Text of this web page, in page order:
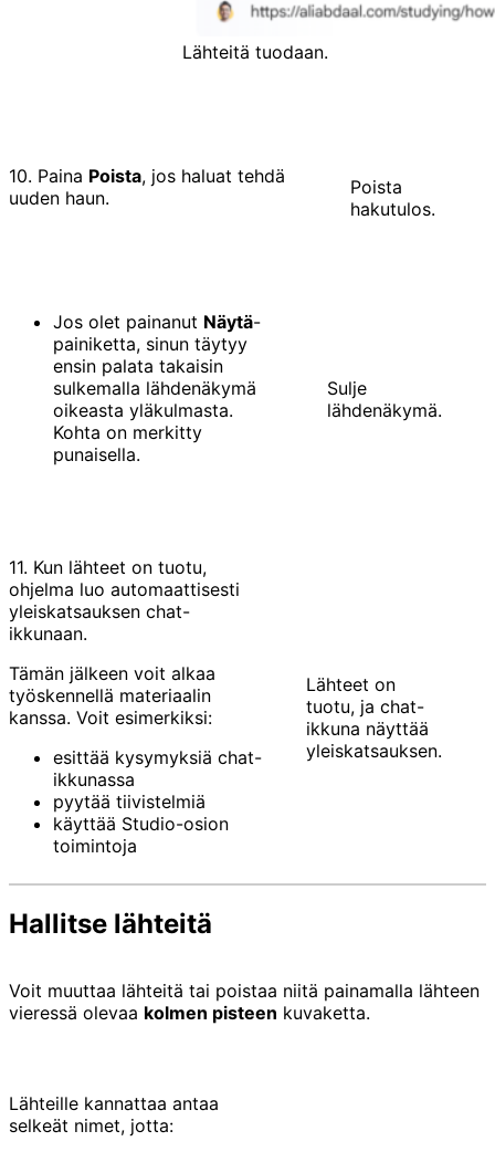
Lähteitä tuodaan.
10. Paina Poista, jos haluat tehdä
uuden haun.
Poista
hakutulos.
Jos olet painanut Näytä-
painiketta, sinun täytyy
ensin palata takaisin
sulkemalla lähdenäkymä
oikeasta yläkulmasta.
Kohta on merkitty
punaisella.
Sulje
lähdenäkymä.
11. Kun lähteet on tuotu,
ohjelma luo automaattisesti
yleiskatsauksen chat-
ikkunaan.
Tämän jälkeen voit alkaa
työskennellä materiaalin
kanssa. Voit esimerkiksi:
esittää kysymyksiä chat-
ikkunassa
pyytää tiivistelmiä
käyttää Studio-osion
toimintoja
Lähteet on
tuotu, ja chat-
ikkuna näyttää
yleiskatsauksen.
Hallitse lähteitä
Voit muuttaa lähteitä tai poistaa niitä painamalla lähteen
vieressä olevaa kolmen pisteen kuvaketta.
Lähteille kannattaa antaa
selkeät nimet, jotta: